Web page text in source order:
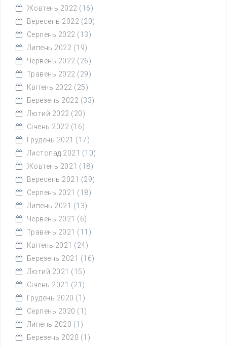
Жовтень 2022 (16)
Вересень 2022 (20)
Серпень 2022 (13)
Липень 2022 (19)
Червень 2022 (26)
Травень 2022 (29)
Квітень 2022 (25)
Березень 2022 (33)
Лютий 2022 (20)
Січень 2022 (16)
Грудень 2021 (17)
Листопад 2021 (10)
Жовтень 2021 (18)
Вересень 2021 (29)
Серпень 2021 (18)
Липень 2021 (13)
Червень 2021 (6)
Травень 2021 (11)
Квітень 2021 (24)
Березень 2021 (16)
Лютий 2021 (15)
Січень 2021 (21)
Грудень 2020 (1)
Серпень 2020 (1)
Липень 2020 (1)
Березень 2020 (1)